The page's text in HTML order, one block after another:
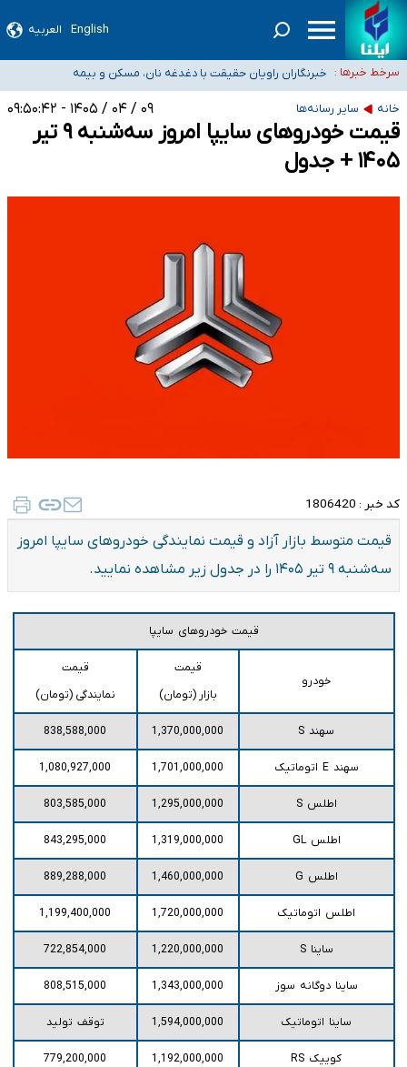
English العربیه
سرخط خبرها :
تعویق آزمون ورودی دکترای تخصصی فرماندهی صحنه عملیات و دکترای تخصصی
جغرافیای نظامی دافوس آجاخبرنگاران راویان حقیقت با دغدغه نان، مسکن و بیمه
کرمان بالاتر از آستانه هشدار
هیچ پرستاری بازداشت یا اخراج نشده است/ از رئیس جمهور خواستیم ورود کند
ثبت‌نام بخش عمده دانش‌آموزان مدارس ایرانی امارات در کشور/ درباره محصلان
باقی‌مانده در دبی متناسب با شرایط جدید تصمیم‌گیری می‌شود
خانه سایر رسانه‌ها ۰۹ / ۰۴ / ۱۴۰۵ - ۰۹:۵۰:۴۲
قیمت خودرو‌های سایپا امروز سه‌شنبه ۹ تیر
۱۴۰۵ + جدول
کد خبر : 1806420
قیمت متوسط بازار آزاد و قیمت نمایندگی خودرو‌های سایپا امروز
سه‌شنبه ۹ تیر ۱۴۰۵ را در جدول زیر مشاهده نمایید.
قیمت خودروهای سایپا
خودرو
قیمت
بازار (تومان)
قیمت
نمایندگی (تومان)
سهند S 1,370,000,000
838,588,000
سهند E اتوماتیک 1,701,000,000
1,080,927,000
اطلس S 1,295,000,000
803,585,000
اطلس GL 1,319,000,000
843,295,000
اطلس G 1,460,000,000
889,288,000
اطلس اتوماتیک 1,720,000,000
1,199,400,000
ساینا S 1,220,000,000
722,854,000
ساینا دوگانه سوز 1,343,000,000
808,515,000
ساینا اتوماتیک 1,594,000,000 توقف تولید
کوییک RS 1,192,000,000
779,200,000